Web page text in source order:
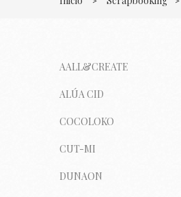
AALL&CREATE
ALÚA CID
COCOLOKO
CUT-MI
DUNAON